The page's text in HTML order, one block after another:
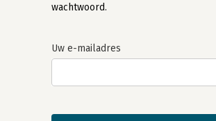
wachtwoord.
Uw e-mailadres